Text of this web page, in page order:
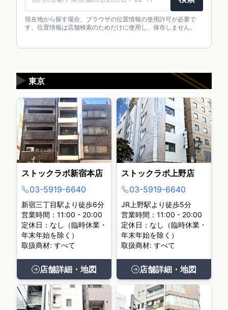
現在地から探す場合、ブラウザの位置情報の使用許可が必要で
す。位置情報は店舗検索のためだけに使用し、保存しません。
東京
▶
ストックラボ新宿本店
03-5919-6640
新宿三丁目駅より徒歩6分
営業時間：11:00 - 20:00
定休日：なし（臨時休業・
年末年始を除く）
取扱商材: すべて
店舗詳細・地図
ストックラボ上野店
03-5919-6640
JR上野駅より徒歩5分
営業時間：11:00 - 20:00
定休日：なし（臨時休業・
年末年始を除く）
取扱商材: すべて
店舗詳細・地図